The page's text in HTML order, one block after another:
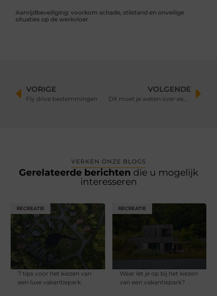
Aanrijdbeveiliging: voorkom schade, stilstand en onveilige
situaties op de werkvloer
VORIGE
Fly drive bestemmingen
VOLGENDE
Dit moet je weten over een liposuctie behandeling
VERKEN ONZE BLOGS
Gerelateerde berichten die u mogelijk
interesseren
RECREATIE
7 tips voor het kiezen van
een luxe vakantiepark
RECREATIE
Waar let je op bij het kiezen
van een vakantiepark?